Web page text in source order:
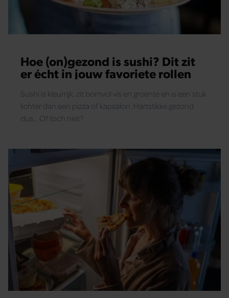
Hoe (on)gezond is sushi? Dit zit
er écht in jouw favoriete rollen
Sushi is kleurrijk, zit bomvol vis en groente en is een stuk
lichter dan een pizza of kapsalon. Hartstikke gezond
dus... Of toch niet?